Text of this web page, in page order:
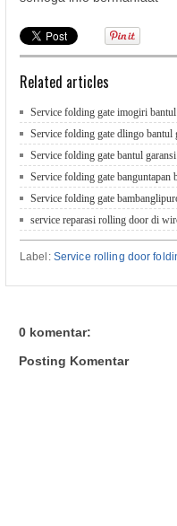
Related articles
Service folding gate imogiri
Service folding gate dlingo bantul
Service folding gate bantul
Service folding gate banguntapan
Service folding gate
service reparasi rolling door di
Label: Service rolling door
0 komentar:
Posting Komentar